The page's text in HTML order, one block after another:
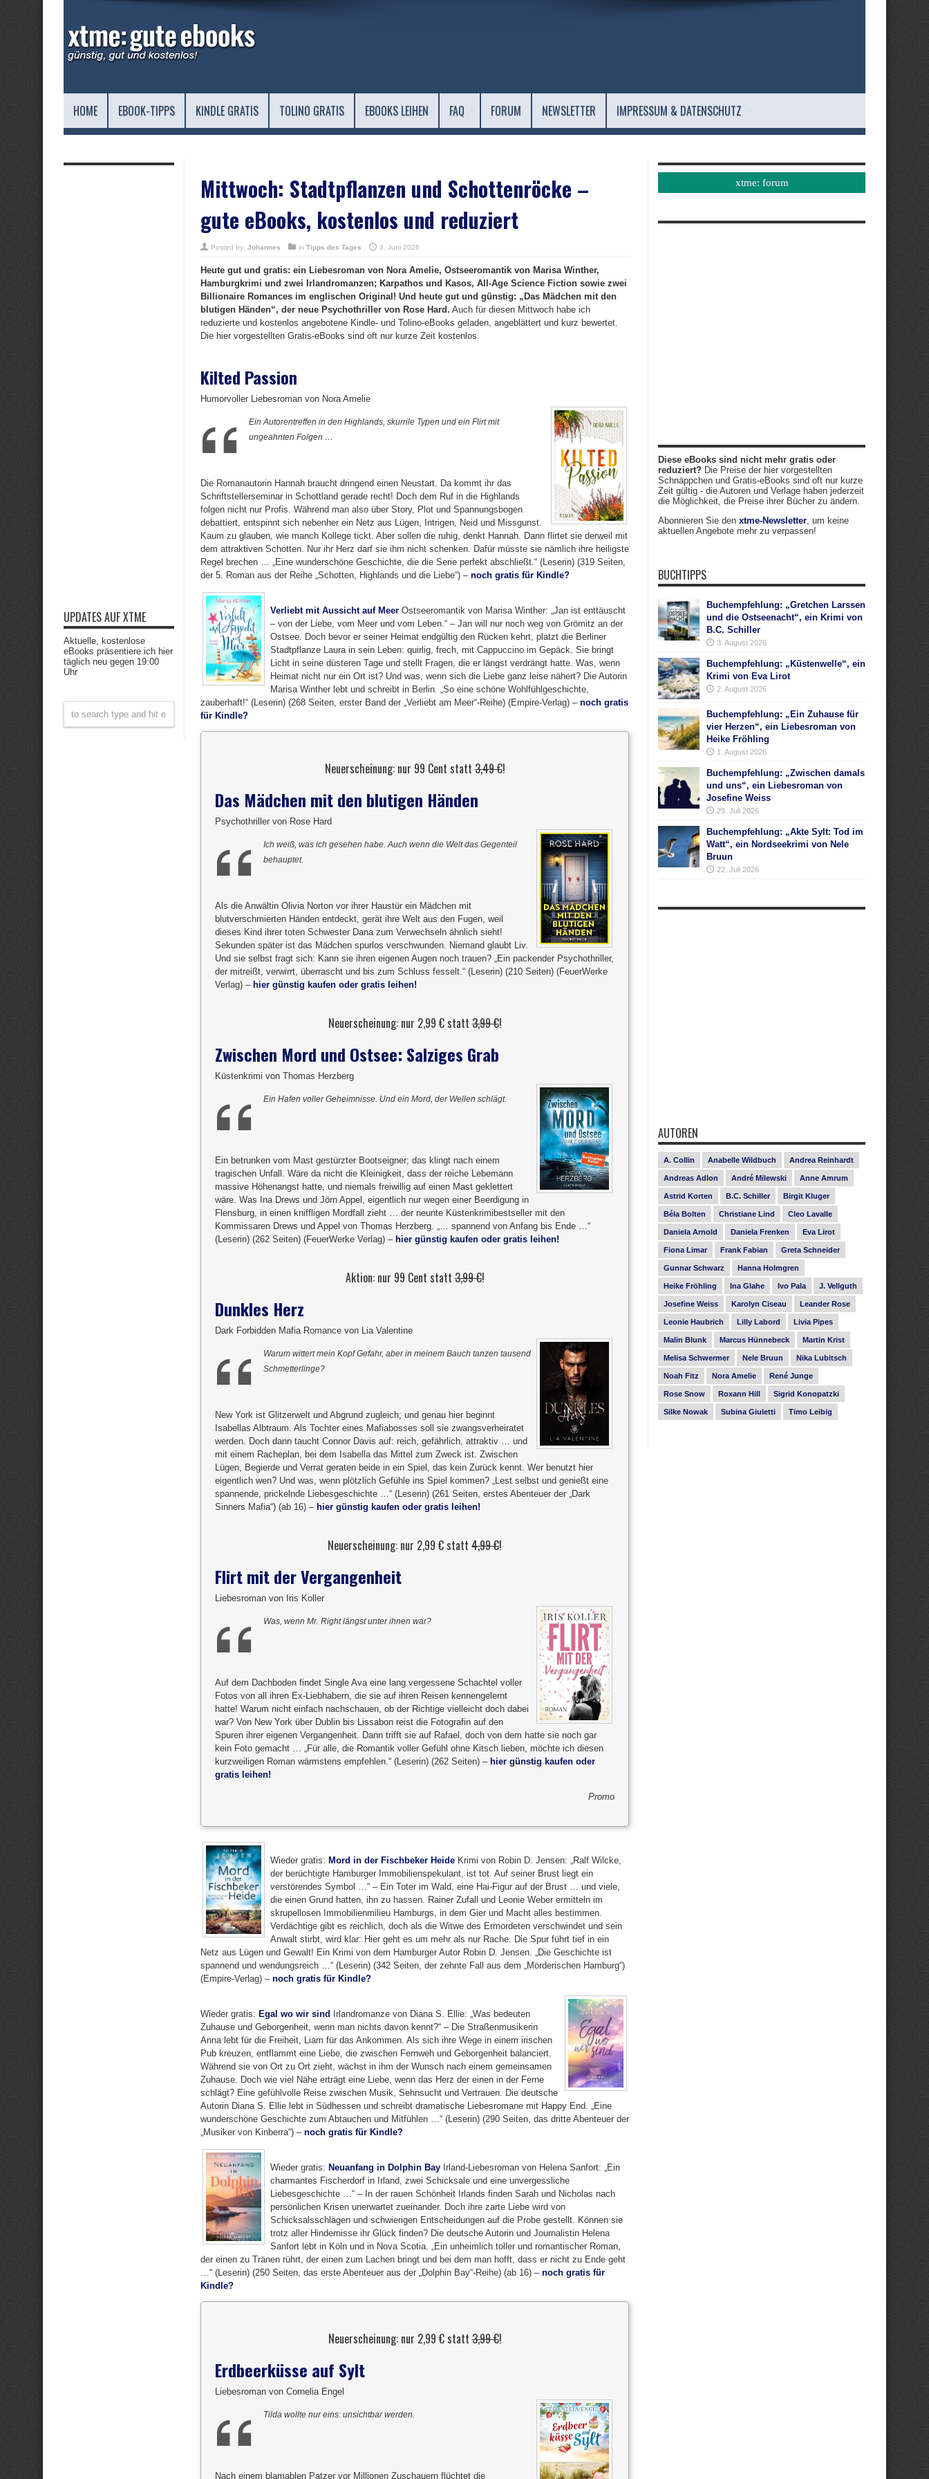
HOME EBOOK-TIPPS KINDLE GRATIS TOLINO GRATIS EBOOKS LEIHEN FAQ FORUM NEWSLETTER IMPRESSUM & DATENSCHUTZ
Mittwoch: Stadtpflanzen und Schottenröcke –
gute eBooks, kostenlos und reduziert
Posted by: Johannes in Tipps des Tages 3. Juni 2026
Heute gut und gratis: ein Liebesroman von Nora Amelie, Ostseeromantik von Marisa Winther,
Hamburgkrimi und zwei Irlandromanzen; Karpathos und Kasos, All-Age Science Fiction sowie zwei
Billionaire Romances im englischen Original! Und heute gut und günstig: „Das Mädchen mit den
blutigen Händen“, der neue Psychothriller von Rose Hard. Auch für diesen Mittwoch habe ich
reduzierte und kostenlos angebotene Kindle- und Tolino-eBooks geladen, angeblättert und kurz bewertet.
Die hier vorgestellten Gratis-eBooks sind oft nur kurze Zeit kostenlos.
Kilted Passion
Humorvoller Liebesroman von Nora Amelie
Ein Autorentreffen in den Highlands, skurrile Typen und ein Flirt mit
ungeahnten Folgen …
Die Romanautorin Hannah braucht dringend einen Neustart. Da kommt ihr das
Schriftstellerseminar in Schottland gerade recht! Doch dem Ruf in die Highlands
folgen nicht nur Profis. Während man also über Story, Plot und Spannungsbogen
debattiert, entspinnt sich nebenher ein Netz aus Lügen, Intrigen, Neid und Missgunst.
Kaum zu glauben, wie manch Kollege tickt. Aber sollen die ruhig, denkt Hannah. Dann flirtet sie derweil mit
dem attraktiven Schotten. Nur ihr Herz darf sie ihm nicht schenken. Dafür müsste sie nämlich ihre heiligste
Regel brechen … „Eine wunderschöne Geschichte, die die Serie perfekt abschließt.“ (Leserin) (319 Seiten,
der 5. Roman aus der Reihe „Schotten, Highlands und die Liebe“) – noch gratis für Kindle?
Verliebt mit Aussicht auf Meer Ostseeromantik von Marisa Winther: „Jan ist enttäuscht
– von der Liebe, vom Meer und vom Leben.“ – Jan will nur noch weg von Grömitz an der
Ostsee. Doch bevor er seiner Heimat endgültig den Rücken kehrt, platzt die Berliner
Stadtpflanze Laura in sein Leben: quirlig, frech, mit Cappuccino im Gepäck. Sie bringt
Licht in seine düsteren Tage und stellt Fragen, die er längst verdrängt hatte. Was, wenn
Heimat nicht nur ein Ort ist? Und was, wenn sich die Liebe ganz leise nähert? Die Autorin
Marisa Winther lebt und schreibt in Berlin. „So eine schöne Wohlfühlgeschichte,
zauberhaft!“ (Leserin) (268 Seiten, erster Band der „Verliebt am Meer“-Reihe) (Empire-Verlag) – noch gratis
für Kindle?
Neuerscheinung: nur 99 Cent statt3,49 €!
Das Mädchen mit den blutigen Händen
Psychothriller von Rose Hard
Ich weiß, was ich gesehen habe. Auch wenn die Welt das Gegenteil
behauptet.
Als die Anwältin Olivia Norton vor ihrer Haustür ein Mädchen mit
blutverschmierten Händen entdeckt, gerät ihre Welt aus den Fugen, weil
dieses Kind ihrer toten Schwester Dana zum Verwechseln ähnlich sieht!
Sekunden später ist das Mädchen spurlos verschwunden. Niemand glaubt Liv.
Und sie selbst fragt sich: Kann sie ihren eigenen Augen noch trauen? „Ein packender Psychothriller,
der mitreißt, verwirrt, überrascht und bis zum Schluss fesselt.“ (Leserin) (210 Seiten) (FeuerWerke
Verlag) – hier günstig kaufen oder gratis leihen!
Neuerscheinung: nur 2,99 € statt3,99 €!
Zwischen Mord und Ostsee: Salziges Grab
Küstenkrimi von Thomas Herzberg
Ein Hafen voller Geheimnisse. Und ein Mord, der Wellen schlägt.
Ein betrunken vom Mast gestürzter Bootseigner; das klingt nach einem
tragischen Unfall. Wäre da nicht die Kleinigkeit, dass der reiche Lebemann
massive Höhenangst hatte, und niemals freiwillig auf einen Mast geklettert
wäre. Was Ina Drews und Jörn Appel, eigentlich nur wegen einer Beerdigung in
Flensburg, in einen kniffligen Mordfall zieht … der neunte Küstenkrimibestseller mit den
Kommissaren Drews und Appel von Thomas Herzberg. „… spannend von Anfang bis Ende …“
(Leserin) (262 Seiten) (FeuerWerke Verlag) – hier günstig kaufen oder gratis leihen!
Aktion: nur 99 Cent statt3,99 €!
Dunkles Herz
Dark Forbidden Mafia Romance von Lia Valentine
Warum wittert mein Kopf Gefahr, aber in meinem Bauch tanzen tausend
Schmetterlinge?
New York ist Glitzerwelt und Abgrund zugleich; und genau hier beginnt
Isabellas Albtraum. Als Tochter eines Mafiabosses soll sie zwangsverheiratet
werden. Doch dann taucht Connor Davis auf: reich, gefährlich, attraktiv … und
mit einem Racheplan, bei dem Isabella das Mittel zum Zweck ist. Zwischen
Lügen, Begierde und Verrat geraten beide in ein Spiel, das kein Zurück kennt. Wer benutzt hier
eigentlich wen? Und was, wenn plötzlich Gefühle ins Spiel kommen? „Lest selbst und genießt eine
spannende, prickelnde Liebesgeschichte …“ (Leserin) (261 Seiten, erstes Abenteuer der „Dark
Sinners Mafia“) (ab 16) – hier günstig kaufen oder gratis leihen!
Neuerscheinung: nur 2,99 € statt 4,99 €!
Flirt mit der Vergangenheit
Liebesroman von Iris Koller
Was, wenn Mr. Right längst unter ihnen war?
Auf dem Dachboden findet Single Ava eine lang vergessene Schachtel voller
Fotos von all ihren Ex-Liebhabern, die sie auf ihren Reisen kennengelernt
hatte! Warum nicht einfach nachschauen, ob der Richtige vielleicht doch dabei
war? Von New York über Dublin bis Lissabon reist die Fotografin auf den
Spuren ihrer eigenen Vergangenheit. Dann trifft sie auf Rafael, doch von dem hatte sie noch gar
kein Foto gemacht … „Für alle, die Romantik voller Gefühl ohne Kitsch lieben, möchte ich diesen
kurzweiligen Roman wärmstens empfehlen.“ (Leserin) (262 Seiten) – hier günstig kaufen oder
gratis leihen!
Promo
Wieder gratis: Mord in der Fischbeker Heide Krimi von Robin D. Jensen: „Ralf Wilcke,
der berüchtigte Hamburger Immobilienspekulant, ist tot. Auf seiner Brust liegt ein
verstörendes Symbol …“ – Ein Toter im Wald, eine Hai-Figur auf der Brust … und viele,
die einen Grund hatten, ihn zu hassen. Rainer Zufall und Leonie Weber ermitteln im
skrupellosen Immobilienmilieu Hamburgs, in dem Gier und Macht alles bestimmen.
Verdächtige gibt es reichlich, doch als die Witwe des Ermordeten verschwindet und sein
Anwalt stirbt, wird klar: Hier geht es um mehr als nur Rache. Die Spur führt tief in ein
Netz aus Lügen und Gewalt! Ein Krimi von dem Hamburger Autor Robin D. Jensen. „Die Geschichte ist
spannend und wendungsreich …“ (Leserin) (342 Seiten, der zehnte Fall aus dem „Mörderischen Hamburg“)
(Empire-Verlag) – noch gratis für Kindle?
Wieder gratis: Egal wo wir sind
Irlandromanze von Diana S. Ellie: „Was bedeuten
Zuhause und Geborgenheit, wenn man nichts davon kennt?“ – Die Straßenmusikerin
Anna lebt für die Freiheit, Liam für das Ankommen. Als sich ihre Wege in einem irischen
Pub kreuzen, entflammt eine Liebe, die zwischen Fernweh und Geborgenheit balanciert.
Während sie von Ort zu Ort zieht, wächst in ihm der Wunsch nach einem gemeinsamen
Zuhause. Doch wie viel Nähe erträgt eine Liebe, wenn das Herz der einen in der Ferne
schlägt? Eine gefühlvolle Reise zwischen Musik, Sehnsucht und Vertrauen. Die deutsche
Autorin Diana S. Ellie lebt in Südhessen und schreibt dramatische Liebesromane mit Happy End. „Eine
wunderschöne Geschichte zum Abtauchen und Mitfühlen …“ (Leserin) (290 Seiten, das dritte Abenteuer der
„Musiker von Kinberra“) – noch gratis für Kindle?
Wieder gratis: Neuanfang in Dolphin Bay Irland-Liebesroman von Helena Sanfort: „Ein
charmantes Fischerdorf in Irland, zwei Schicksale und eine unvergessliche
Liebesgeschichte …“ – In der rauen Schönheit Irlands finden Sarah und Nicholas nach
persönlichen Krisen unerwartet zueinander. Doch ihre zarte Liebe wird von
Schicksalsschlägen und schwierigen Entscheidungen auf die Probe gestellt. Können sie
trotz aller Hindernisse ihr Glück finden? Die deutsche Autorin und Journalistin Helena
Sanfort lebt in Köln und in Nova Scotia. „Ein unheimlich toller und romantischer Roman,
der einen zu Tränen rührt, der einen zum Lachen bringt und bei dem man hofft, dass er nicht zu Ende geht
…“ (Leserin) (250 Seiten, das erste Abenteuer aus der „Dolphin Bay“-Reihe) (ab 16) – noch gratis für
Kindle?
Neuerscheinung: nur 2,99 € statt3,99 €!
Erdbeerküsse auf Sylt
Liebesroman von Cornelia Engel
Tilda wollte nur eins: unsichtbar werden.
Nach einem blamablen Patzer vor Millionen Zuschauern flüchtet die
UPDATES AUF XTME
Aktuelle, kostenlose
eBooks präsentiere ich hier
täglich neu gegen 19:00
Uhr
xtme: forum
Diese eBooks sind nicht mehr gratis oder
reduziert? Die Preise der hier vorgestellten
Schnäppchen und Gratis-eBooks sind oft nur kurze
Zeit gültig - die Autoren und Verlage haben jederzeit
die Möglichkeit, die Preise ihrer Bücher zu ändern.
Abonnieren Sie den xtme-Newsletter, um keine
aktuellen Angebote mehr zu verpassen!
BUCHTIPPS
Buchempfehlung: „Gretchen Larssen
und die Ostseenacht“, ein Krimi von
B.C. Schiller
3. August 2026
Buchempfehlung: „Küstenwelle“, ein
Krimi von Eva Lirot
2. August 2026
Buchempfehlung: „Ein Zuhause für
vier Herzen“, ein Liebesroman von
Heike Fröhling
1. August 2026
Buchempfehlung: „Zwischen damals
und uns“, ein Liebesroman von
Josefine Weiss
29. Juli 2026
Buchempfehlung: „Akte Sylt: Tod im
Watt“, ein Nordseekrimi von Nele
Bruun
22. Juli 2026
AUTOREN
A. Collin Anabelle Wildbuch Andrea Reinhardt
Andreas Adlon André Milewski Anne Amrum
Astrid Korten B.C. Schiller Birgit Kluger
Béla Bolten Christiane Lind Cleo Lavalle
Daniela Arnold Daniela Frenken Eva Lirot
Fiona Limar Frank Fabian Greta Schneider
Gunnar Schwarz Hanna Holmgren
Heike Fröhling Ina Glahe Ivo Pala J. Vellguth
Josefine Weiss Karolyn Ciseau Leander Rose
Leonie Haubrich Lilly Labord Livia Pipes
Malin Blunk Marcus Hünnebeck Martin Krist
Melisa Schwermer Nele Bruun Nika Lubitsch
Noah Fitz Nora Amelie René Junge
Rose Snow Roxann Hill Sigrid Konopatzki
Silke Nowak Subina Giuletti Timo Leibig